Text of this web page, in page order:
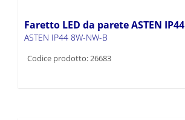
Faretto LED da parete ASTEN IP44
ASTEN IP44 8W-NW-B
Codice prodotto: 26683